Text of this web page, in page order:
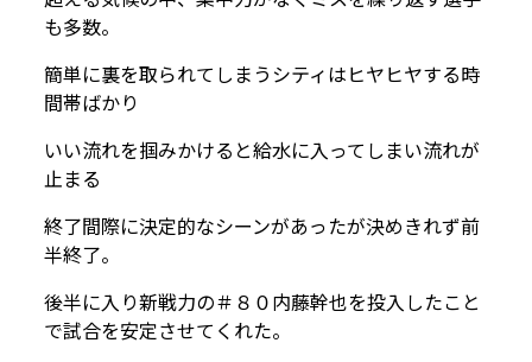
も多数。
簡単に裏を取られてしまうシティはヒヤヒヤする時
間帯ばかり
いい流れを掴みかけると給水に入ってしまい流れが
止まる
終了間際に決定的なシーンがあったが決めきれず前
半終了。
後半に入り新戦力の＃８０内藤幹也を投入したこと
で試合を安定させてくれた。